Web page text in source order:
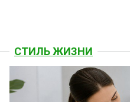
СТИЛЬ ЖИЗНИ